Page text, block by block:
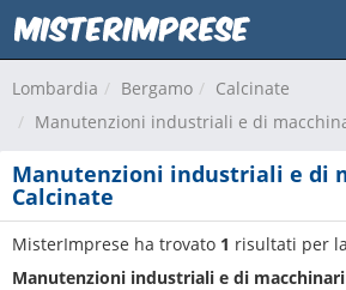
Lombardia Bergamo
Calcinate
Manutenzioni industriali e di
Manutenzioni industriali e di
Calcinate
MisterImprese ha trovato 1 risultati per
Manutenzioni industriali e di macchinari